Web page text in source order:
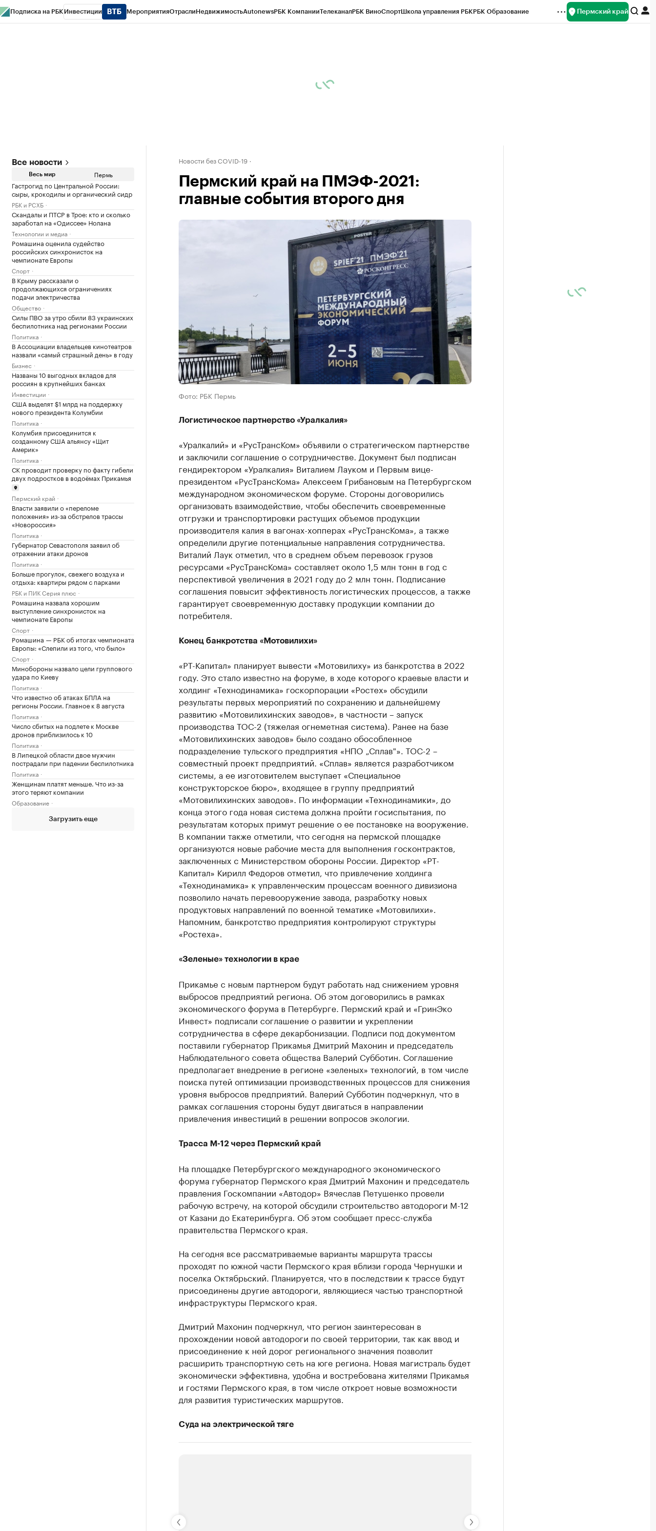
Подписка на РБК Инвестиции МероприятияОтраслиНедвижимостьAutonewsРБК КомпанииТелеканалРБК ВиноСпортШкола управления РБКРБК Образование Пермский край
Все новости
Весь мир Пермь
Гастрогид по Центральной России:
сыры, крокодилы и органический сидр
РБК и РСХБ
Скандалы и ПТСР в Трое: кто и сколько
заработал на «Одиссее» Нолана
Технологии и медиа
Ромашина оценила судейство
российских синхронисток на
чемпионате Европы
Спорт
В Крыму рассказали о
продолжающихся ограничениях
подачи электричества
Общество
Силы ПВО за утро сбили 83 украинских
беспилотника над регионами России
Политика
В Ассоциации владельцев кинотеатров
назвали «самый страшный день» в году
Бизнес
Названы 10 выгодных вкладов для
россиян в крупнейших банках
Инвестиции
США выделят $1 млрд на поддержку
нового президента Колумбии
Политика
Колумбия присоединится к
созданному США альянсу «Щит
Америк»
Политика
СК проводит проверку по факту гибели
двух подростков в водоёмах Прикамья
Пермский край
Власти заявили о «переломе
положения» из-за обстрелов трассы
«Новороссия»
Политика
Губернатор Севастополя заявил об
отражении атаки дронов
Политика
Больше прогулок, свежего воздуха и
отдыха: квартиры рядом с парками
РБК и ПИК Серия плюс
Ромашина назвала хорошим
выступление синхронисток на
чемпионате Европы
Спорт
Ромашина — РБК об итогах чемпионата
Европы: «Слепили из того, что было»
Спорт
Минобороны назвало цели группового
удара по Киеву
Политика
Что известно об атаках БПЛА на
регионы России. Главное к 8 августа
Политика
Число сбитых на подлете к Москве
дронов приблизилось к 10
Политика
В Липецкой области двое мужчин
пострадали при падении беспилотника
Политика
Женщинам платят меньше. Что из-за
этого теряют компании
Образование
Загрузить еще
Новости без COVID-19
Пермский край на ПМЭФ-2021:
главные события второго дня
Фото: РБК Пермь
Логистическое партнерство «Уралкалия»
«Уралкалий» и «РусТрансКом» объявили о стратегическом партнерстве
и заключили соглашение о сотрудничестве. Документ был подписан
гендиректором «Уралкалия» Виталием Лауком и Первым вице-
президентом «РусТрансКома» Алексеем Грибановым на Петербургском
международном экономическом форуме. Стороны договорились
организовать взаимодействие, чтобы обеспечить своевременные
отгрузки и транспортировки растущих объемов продукции
производителя калия в вагонах-хопперах «РусТрансКома», а также
определили другие потенциальные направления сотрудничества.
Виталий Лаук отметил, что в среднем объем перевозок грузов
ресурсами «РусТрансКома» составляет около 1,5 млн тонн в год с
перспективой увеличения в 2021 году до 2 млн тонн. Подписание
соглашения повысит эффективность логистических процессов, а также
гарантирует своевременную доставку продукции компании до
потребителя.
Конец банкротства «Мотовилихи»
«РТ-Капитал» планирует вывести «Мотовилиху» из банкротства в 2022
году. Это стало известно на форуме, в ходе которого краевые власти и
холдинг «Технодинамика» госкорпорации «Ростех» обсудили
результаты первых мероприятий по сохранению и дальнейшему
развитию «Мотовилихинских заводов», в частности – запуск
производства ТОС-2 (тяжелая огнеметная система). Ранее на базе
«Мотовилихинских заводов» было создано обособленное
подразделение тульского предприятия «НПО „Сплав"». ТОС-2 –
совместный проект предприятий. «Сплав» является разработчиком
системы, а ее изготовителем выступает «Специальное
конструкторское бюро», входящее в группу предприятий
«Мотовилихинских заводов». По информации «Технодинамики», до
конца этого года новая система должна пройти госиспытания, по
результатам которых примут решение о ее постановке на вооружение.
В компании также отметили, что сегодня на пермской площадке
организуются новые рабочие места для выполнения госконтрактов,
заключенных с Министерством обороны России. Директор «РТ-
Капитал» Кирилл Федоров отметил, что привлечение холдинга
«Технодинамика» к управленческим процессам военного дивизиона
позволило начать перевооружение завода, разработку новых
продуктовых направлений по военной тематике «Мотовилихи».
Напомним, банкротство предприятия контролируют структуры
«Ростеха».
«Зеленые» технологии в крае
Прикамье с новым партнером будут работать над снижением уровня
выбросов предприятий региона. Об этом договорились в рамках
экономического форума в Петербурге. Пермский край и «ГринЭко
Инвест» подписали соглашение о развитии и укреплении
сотрудничества в сфере декарбонизации. Подписи под документом
поставили губернатор Прикамья Дмитрий Махонин и председатель
Наблюдательного совета общества Валерий Субботин. Соглашение
предполагает внедрение в регионе «зеленых» технологий, в том числе
поиска путей оптимизации производственных процессов для снижения
уровня выбросов предприятий. Валерий Субботин подчеркнул, что в
рамках соглашения стороны будут двигаться в направлении
привлечения инвестиций в решении вопросов экологии.
Трасса М-12 через Пермский край
На площадке Петербургского международного экономического
форума губернатор Пермского края Дмитрий Махонин и председатель
правления Госкомпании «Автодор» Вячеслав Петушенко провели
рабочую встречу, на которой обсудили строительство автодороги М-12
от Казани до Екатеринбурга. Об этом сообщает пресс-служба
правительства Пермского края.
На сегодня все рассматриваемые варианты маршрута трассы
проходят по южной части Пермского края вблизи города Чернушки и
поселка Октябрьский. Планируется, что в последствии к трассе будут
присоединены другие автодороги, являющиеся частью транспортной
инфраструктуры Пермского края.
Дмитрий Махонин подчеркнул, что регион заинтересован в
прохождении новой автодороги по своей территории, так как ввод и
присоединение к ней дорог регионального значения позволит
расширить транспортную сеть на юге региона. Новая магистраль будет
экономически эффективна, удобна и востребована жителями Прикамья
и гостями Пермского края, в том числе откроет новые возможности
для развития туристических маршрутов.
Суда на электрической тяге